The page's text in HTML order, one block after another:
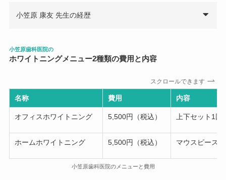
小笠原 康友 先生の経歴
小笠原歯科医院の
ホワイトニングメニュー2種類の費用と内容
スクロールできます
名称 費用 内容
オフィスホワイトニング 5,500円（税込） 上下セット1
ホームホワイトニング 5,500円（税込） マウスピース
小笠原歯科医院のメニューと費用